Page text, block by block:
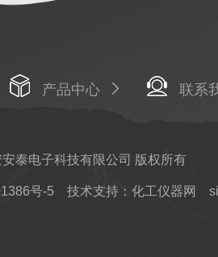
产品中心 联系
泰电子科技有限公司 版权所有
号-5 技术支持：化工仪器网